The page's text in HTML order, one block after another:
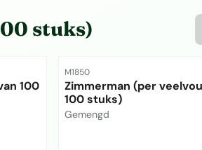
stuks)
100
Artikelnummer
M1850
Zimmerman (per
100 stuks)
Merk:
Gemengd